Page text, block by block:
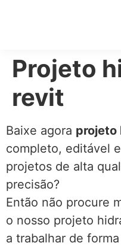
Projeto
revit
Baixe agora projeto
completo, editável
projetos de alta
precisão?
Então não procure
o nosso projeto
a trabalhar de